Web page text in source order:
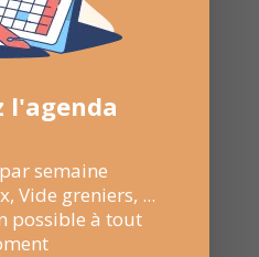
l'agenda
semaine
Vide greniers, ...
possible à tout